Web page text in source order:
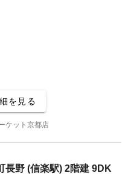
を見る
ケット京都店
長野 (信楽駅) 2階建 9DK